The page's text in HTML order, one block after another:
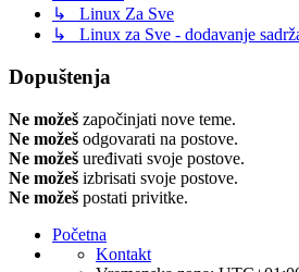
↳ Linux Za Sve
↳ Linux za Sve - dodavanje
Dopuštenja
Ne možeš započinjati nove teme.
Ne možeš odgovarati na postove.
Ne možeš uređivati svoje postove.
Ne možeš izbrisati svoje postove.
Ne možeš postati privitke.
Početna
Kontakt